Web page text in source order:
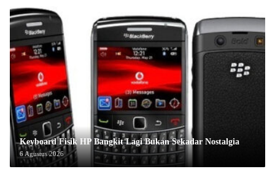
Keyboard Fisik HP Bangkit Lagi Bukan Sekadar Nostalgia
6 Agustus 2026